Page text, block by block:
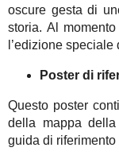
oscure gesta di
storia. Al
l’edizione speciale
Poster di
Questo poster
della mappa
guida di